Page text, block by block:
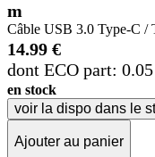
m
Câble USB 3.0 Type-C /
14.99 €
dont ECO part:
en stock
voir la dispo dans le
Ajouter au panier